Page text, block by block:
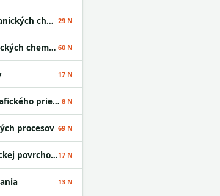
Odpady z anorganických chemických procesov 29 N
Odpady z organických chemických procesov 60 N
17 N
Odpady z fotografického priemyslu 8 N
procesov 69 N
Odpady z chemickej povrchovej úpravy kovov a nanášania kovov a iných materiálov; odpady z hydrometalurgie neželezných kovov17 N
13 N